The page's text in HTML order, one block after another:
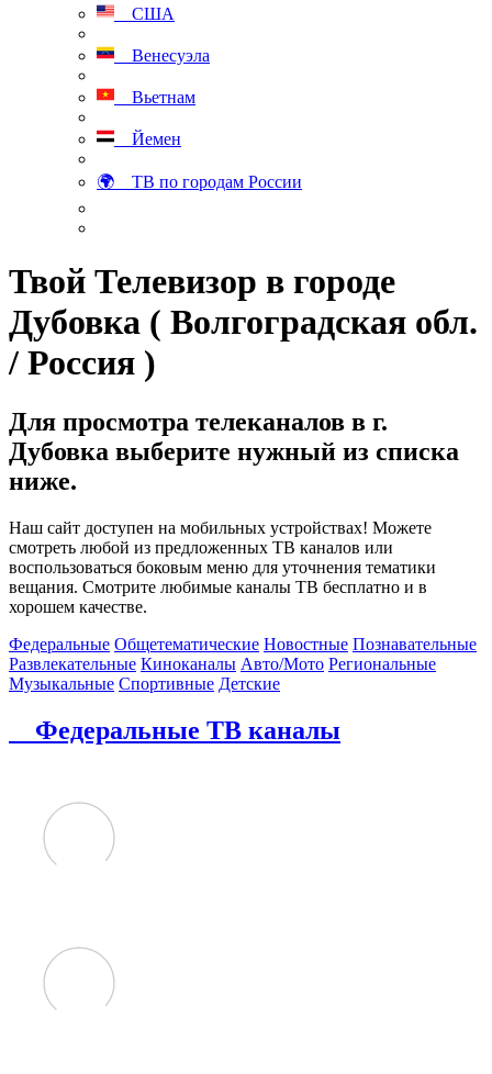
США
Венесуэла
Вьетнам
Йемен
🌍 ТВ по городам России
Твой Телевизор в городе
Дубовка ( Волгоградская обл.
/ Россия )
Для просмотра телеканалов в г.
Дубовка выберите нужный из списка
ниже.
Наш сайт доступен на мобильных устройствах! Можете
смотреть любой из предложенных ТВ каналов или
воспользоваться боковым меню для уточнения тематики
вещания. Смотрите любимые каналы ТВ бесплатно и в
хорошем качестве.
Федеральные Общетематические Новостные Познавательные
Развлекательные Киноканалы Авто/Мото Региональные
Музыкальные Спортивные Детские
Федеральные ТВ каналы